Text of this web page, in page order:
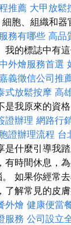
推薦 大甲放鬆
胞、組織和器
務有哪些 高品
的標誌中有
外燴服務首選
義徵信公司推
式放鬆按摩 高
是我原來的資
證辦理 網路行
證辦理流程 台
是什麼引導我
時間休息，
如果你經常
了解常見的皮
外燴 健康便當
服務 公司設立